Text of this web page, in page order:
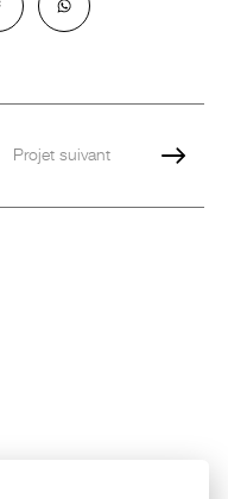
Projet suivant